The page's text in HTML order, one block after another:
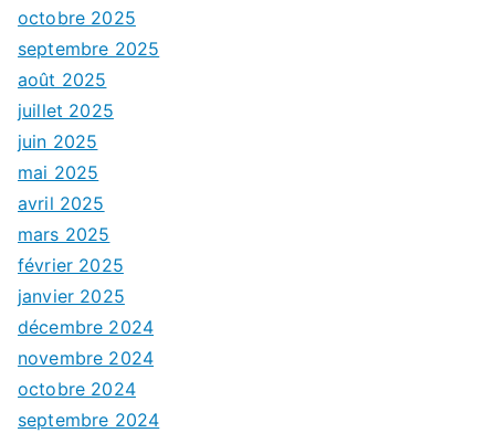
octobre 2025
septembre 2025
août 2025
juillet 2025
juin 2025
mai 2025
avril 2025
mars 2025
février 2025
janvier 2025
décembre 2024
novembre 2024
octobre 2024
septembre 2024